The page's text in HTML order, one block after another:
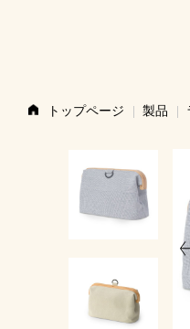
トップページ 製品